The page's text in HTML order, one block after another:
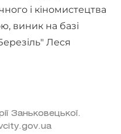
і кіномистецтва
виник на базі
Леся
Заньковецької.